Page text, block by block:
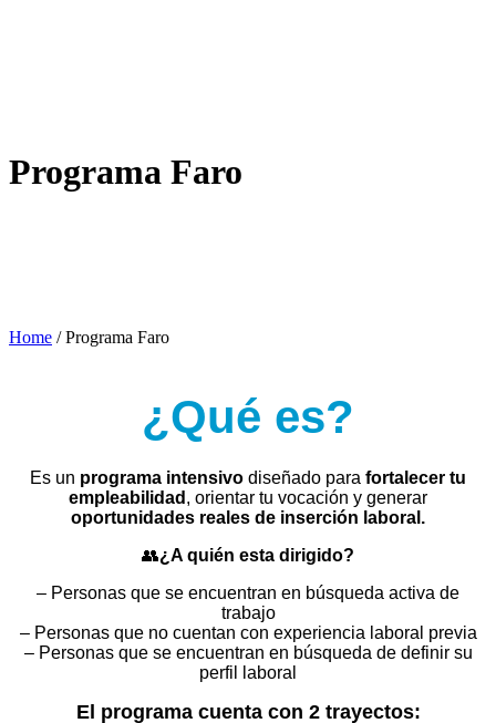
Programa Faro
Home /Programa Faro
¿Qué es?
Es un programa intensivo diseñado para fortalecer tu
empleabilidad , orientar tu vocación y generar
oportunidades reales de inserción laboral.
👥¿A quién esta dirigido?
– Personas que se encuentran en búsqueda activa de
trabajo
– Personas que no cuentan con experiencia laboral previa
– Personas que se encuentran en búsqueda de definir su
perfil laboral
El programa cuenta con 2 trayectos: